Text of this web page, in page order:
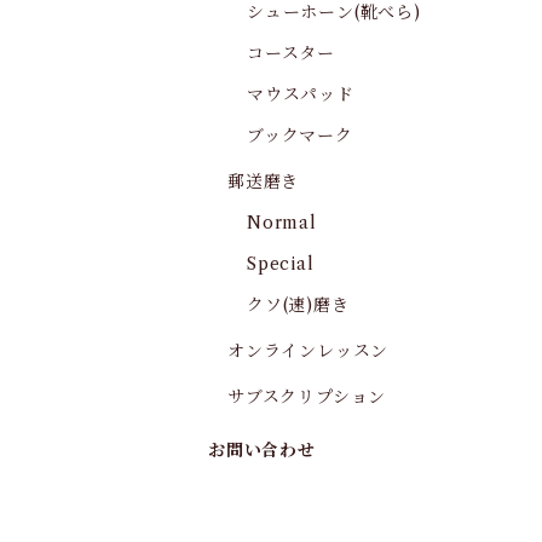
シューホーン(靴べら)
コースター
マウスパッド
ブックマーク
郵送磨き
Normal
Special
クソ(速)磨き
オンラインレッスン
サブスクリプション
お問い合わせ